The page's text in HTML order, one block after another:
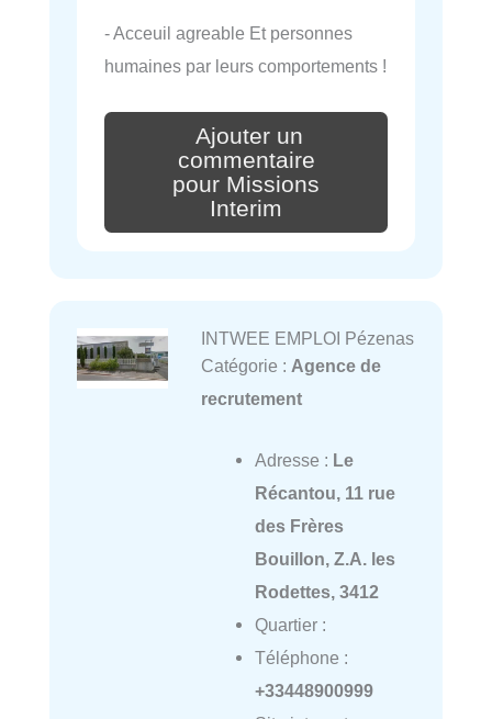
- Acceuil agreable Et personnes
humaines par leurs comportements !
Ajouter un
commentaire
pour Missions
Interim
INTWEE EMPLOI Pézenas
Catégorie : Agence de
recrutement
Adresse : Le
Récantou, 11 rue
des Frères
Bouillon, Z.A. les
Rodettes, 3412
Quartier :
Téléphone :
+33448900999